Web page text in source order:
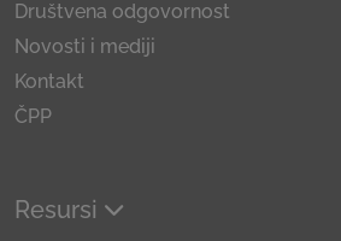
Društvena odgovornost
Novosti i mediji
Kontakt
ČPP
Resursi